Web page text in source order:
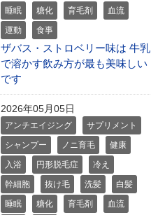
睡眠
糖化 育毛剤
血流
運動
食事
ザバス・ストロベリー味は 牛乳
で溶かす飲み方が最も美味しい
です
2026年05月05日
アンチエイジング
サプリメント
シャンプー
ノニ育毛
健康
入浴
円形脱毛症
冷え
幹細胞
抜け毛 洗髪
白髪
睡眠
糖化 育毛剤
血流